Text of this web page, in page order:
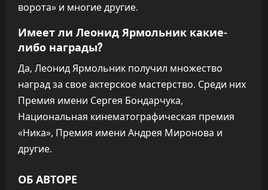
ворота» и многие другие.
Имеет ли Леонид Ярмольник какие-
либо награды?
Да, Леонид Ярмольник получил множество
наград за свое актерское мастерство. Среди них
Премия имени Сергея Бондарчука,
Национальная кинематографическая премия
«Ника», Премия имени Андрея Миронова и
другие.
ОБ АВТОРЕ